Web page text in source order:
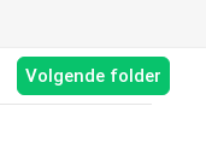
Volgende folder